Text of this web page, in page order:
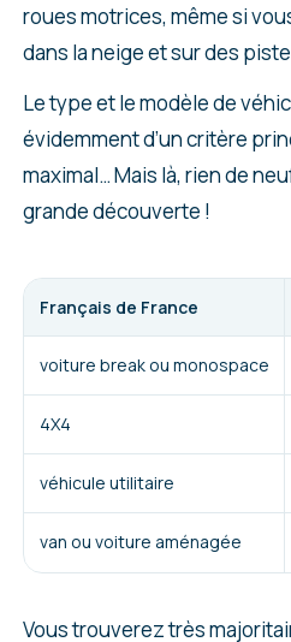
roues motrices, même si
dans la neige et sur des
Le type et le modèle de
évidemment d’un critère
maximal… Mais là, rien de
grande découverte !
Français de France
voiture break ou monospace
4X4
véhicule utilitaire
van ou voiture aménagée
Vous trouverez très